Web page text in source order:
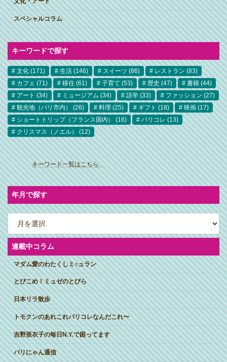
スペシャルコラム
キーワードで探す
文化 (171) 生活 (146) スイーツ (86) レストラン (83)
カフェ (71) 移住 (61) 子育て (53) 歴史 (47) 書籍 (44)
アート (34) ミュージアム (34) 語学 (33) ファッション (27)
観光地（パリ市内）
(26) 料理 (25) ギフト (18) 映画 (17)
ショートトリップ（フランス国内）
(16) パリコレ (13)
クリスマス（ノエル）
(12)
ア
イ
コ
ン
リ
ン
ク
キーワード一覧はこちら
年月で探す
ア
ー
カ
イ
ブ連載中コラム
マダム愛のわたくしミ○ュラン
とびこめ！ミュゼのとびら
日本リラ散歩
トモクンのあれこれパリコレなんだこれ〜
吉野亜衣子の毎日N.Y.で困ってます
パリにゃん通信